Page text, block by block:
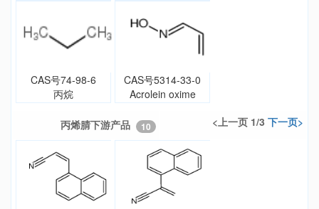
CAS号74-98-6
丙烷
CAS号5314-33-0
Acrolein oxime
丙烯腈下游产品 10 <上一页 1/3 下一页>